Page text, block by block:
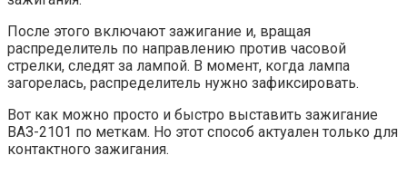
После этого включают зажигание и, вращая
распределитель по направлению против часовой
стрелки, следят за лампой. В момент, когда лампа
загорелась, распределитель нужно зафиксировать.
Вот как можно просто и быстро выставить зажигание
ВАЗ-2101 по меткам. Но этот способ актуален только для
контактного зажигания.